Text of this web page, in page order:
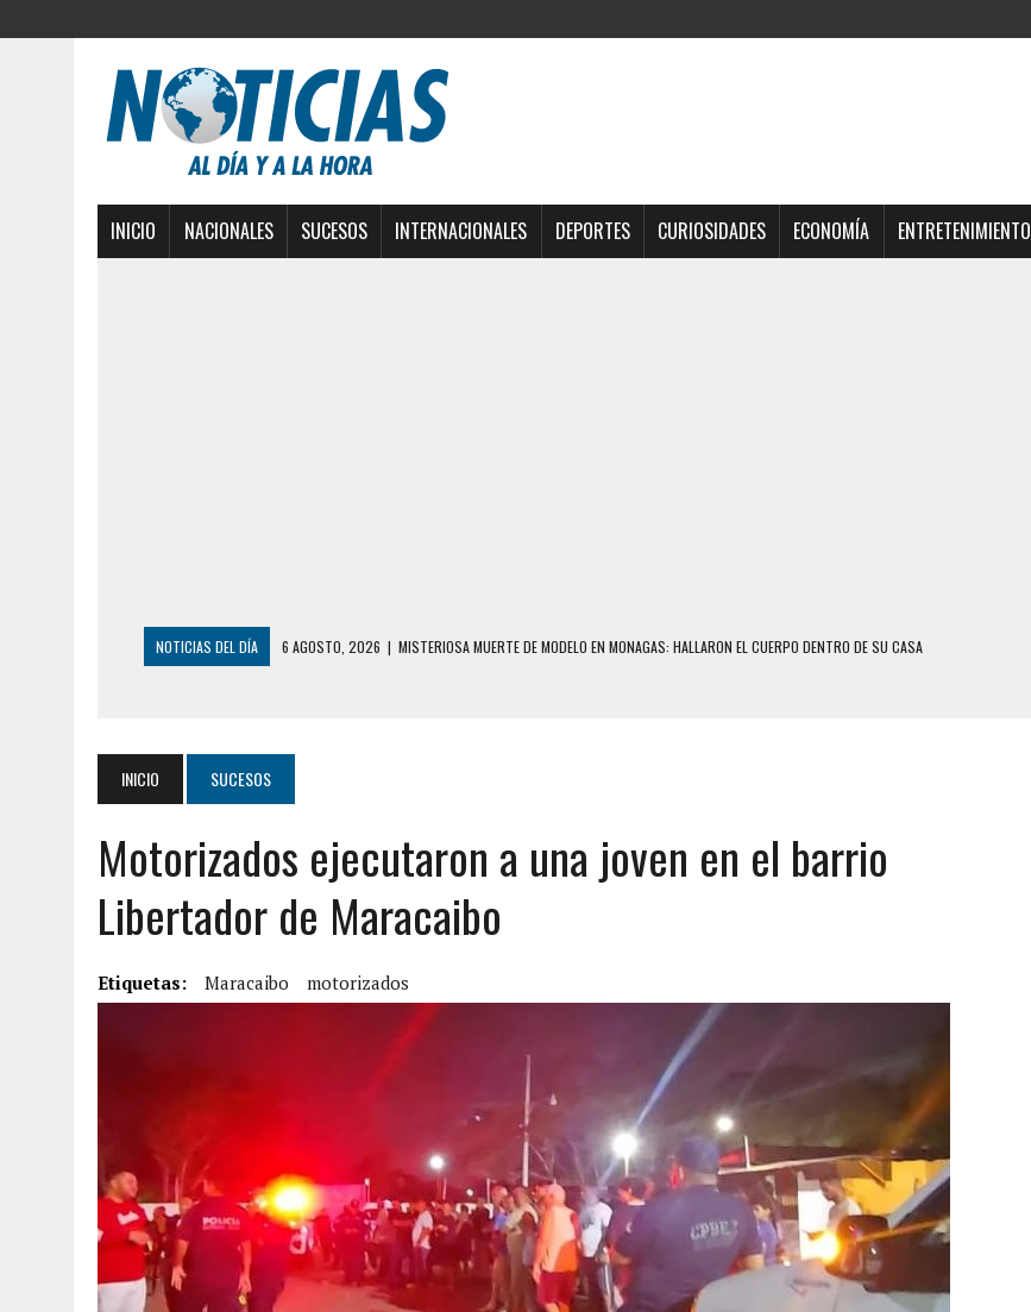
INICIO NACIONALES SUCESOS INTERNACIONALES DEPORTES CURIOSIDADES ECONOMÍA ENTRETENIMIENTO
NOTICIAS DEL DÍA 6 AGOSTO, 2026 | BARINAS: ADOLESCENTE SE QUITÓ LA VIDA TRAS SER ACOSADA Y ABUSADA POR LA PAREJA DE SU ABUELA
3 AGOSTO, 2026 | LA INCREÍBLE FORMA EN LA QUE SOBREVIVIÓ UN HOMBRE Y SU FAMILIA TRAS LOS TERREMOTOS: CAYERON DESDE EL PISO NUEVE DEL
EDIFICIO PETUNIA
7 AGOSTO, 2026
FUGA DE GAS GENERÓ EXPLOSIÓN EN LOCAL COMERCIAL DE CHACAO
7 AGOSTO, 2026 |
HOMBRE ASESINÓ A SU TÍA CON UN PUÑAL Y DEJÓ HERIDAS A SU PRIMA Y A OTRO FAMILIAR EN BOLÍVAR
7 AGOSTO, 2026 | LOCALIZARON CUERPO DE ‘LA SEÑORA DE LAS UÑAS BONITAS’ 42 DÍAS DESPUÉS DE LOS TERREMOTOS EN LA GUAIRA
MISTERIOSA MUERTE DE MODELO EN MONAGAS: HALLARON EL CUERPO DENTRO DE SU CASA
INICIO SUCESOS
Motorizados ejecutaron a una joven en el barrio
Libertador de Maracaibo
Etiquetas: Maracaibo motorizados